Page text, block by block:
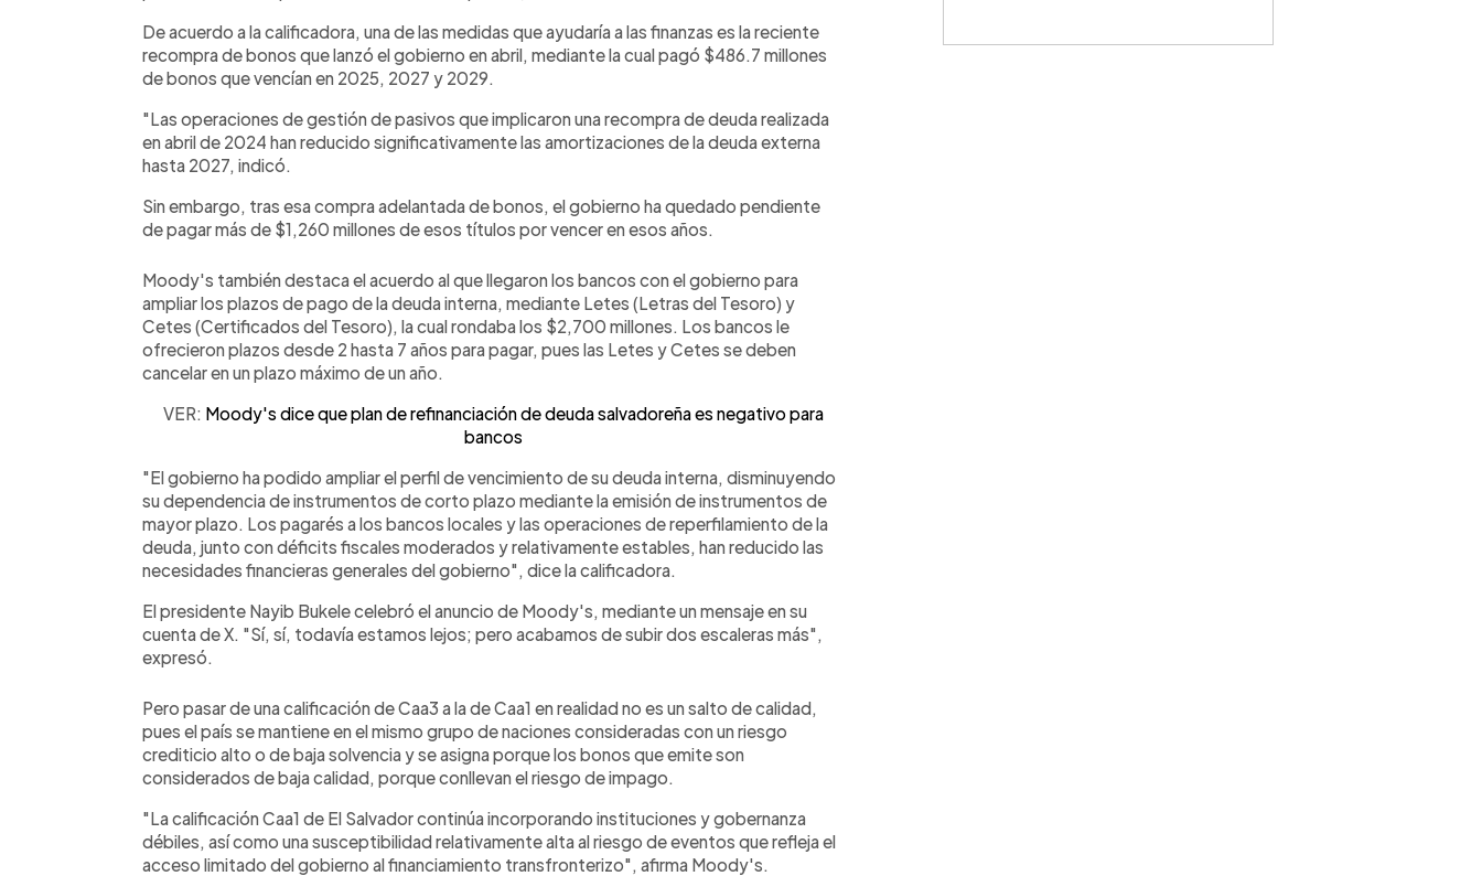
De acuerdo a la calificadora, una de las medidas que ayudaría a las finanzas es la reciente
recompra de bonos que lanzó el gobierno en abril, mediante la cual pagó $486.7 millones
de bonos que vencían en 2025, 2027 y 2029.
"Las operaciones de gestión de pasivos que implicaron una recompra de deuda realizada
en abril de 2024 han reducido significativamente las amortizaciones de la deuda externa
hasta 2027, indicó.
Sin embargo, tras esa compra adelantada de bonos, el gobierno ha quedado pendiente
de pagar más de $1,260 millones de esos títulos por vencer en esos años.
Moody's también destaca el acuerdo al que llegaron los bancos con el gobierno para
ampliar los plazos de pago de la deuda interna, mediante Letes (Letras del Tesoro) y
Cetes (Certificados del Tesoro), la cual rondaba los $2,700 millones. Los bancos le
ofrecieron plazos desde 2 hasta 7 años para pagar, pues las Letes y Cetes se deben
cancelar en un plazo máximo de un año.
VER: Moody's dice que plan de refinanciación de deuda salvadoreña es negativo para
bancos
"El gobierno ha podido ampliar el perfil de vencimiento de su deuda interna, disminuyendo
su dependencia de instrumentos de corto plazo mediante la emisión de instrumentos de
mayor plazo. Los pagarés a los bancos locales y las operaciones de reperfilamiento de la
deuda, junto con déficits fiscales moderados y relativamente estables, han reducido las
necesidades financieras generales del gobierno", dice la calificadora.
El presidente Nayib Bukele celebró el anuncio de Moody's, mediante un mensaje en su
cuenta de X. "Sí, sí, todavía estamos lejos; pero acabamos de subir dos escaleras más",
expresó.
Pero pasar de una calificación de Caa3 a la de Caa1 en realidad no es un salto de calidad,
pues el país se mantiene en el mismo grupo de naciones consideradas con un riesgo
crediticio alto o de baja solvencia y se asigna porque los bonos que emite son
considerados de baja calidad, porque conllevan el riesgo de impago.
"La calificación Caa1 de El Salvador continúa incorporando instituciones y gobernanza
débiles, así como una susceptibilidad relativamente alta al riesgo de eventos que refleja el
acceso limitado del gobierno al financiamiento transfronterizo", afirma Moody's.